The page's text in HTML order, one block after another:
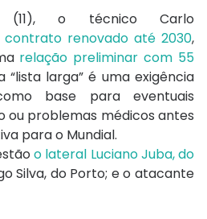
(11), o técnico Carlo
renovado até 2030,
relação preliminar com 55
“lista larga” é uma exigência
base para eventuais
ou problemas médicos antes
para o Mundial.
o lateral Luciano Juba, do
Silva, do Porto; e o atacante